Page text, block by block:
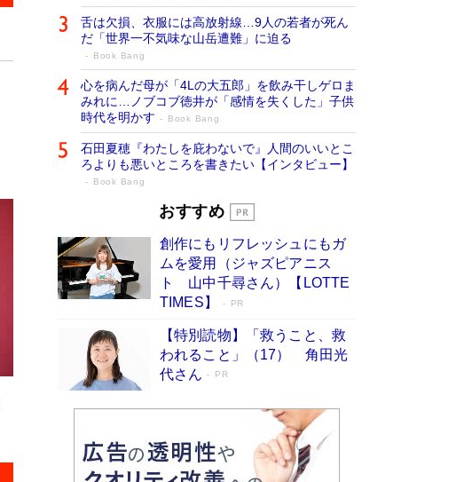
舌は欠損、衣服には高放射線…9人の若者が死ん
だ「世界一不気味な山岳遭難」に迫る
Book Bang
心を病んだ母が「4Lの大五郎」を飲み干しゲロま
みれに…ノブコブ徳井が「感情を失くした」子供
時代を明かす
Book Bang
石田夏穂『わたしを庇わないで』人間のいいとこ
ろよりも悪いところを書きたい【インタビュー】
Book Bang
73歳でも働くしかない 「老後レス時代」
「なんで？ そんな馬鹿な……」90歳になった作
家・阿刀田高さんが、ひとり暮らしの生活を明か
す
Book Bang
グに『容疑者Xの献身』『白夜行』など代表作が
並ぶ［文庫ベストセラー］
Book Bang
和田秀樹の70代、80代向け新書がベスト3を独
「『火垂るの墓』は、大嘘である」原作者が抱き
続けた“自責の念”とは…「自己憐憫は描きたくな
おすすめ
創作にもリフレッシュにもガ
ムを愛用（ジャズピアニス
ト 山中千尋さん）【LOTTE
TIMES】
PR
【特別読物】「救うこと、救
われること」（17） 角田光
代さん
PR